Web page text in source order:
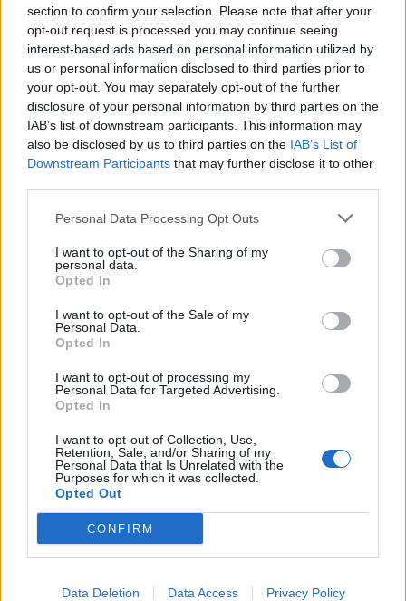
section to confirm your selection. Please note that after your
opt-out request is processed you may continue seeing
interest-based ads based on personal information utilized by
us or personal information disclosed to third parties prior to
your opt-out. You may separately opt-out of the further
disclosure of your personal information by third parties on the
IAB’s list of downstream participants. This information may
also be disclosed by us to third parties on the IAB’s List of
Downstream Participants that may further disclose it to other
Personal Data Processing Opt Outs
I want to opt-out of the Sharing of my
personal data.
Opted In
I want to opt-out of the Sale of my
Personal Data.
Opted In
I want to opt-out of processing my
Personal Data for Targeted Advertising.
Opted In
I want to opt-out of Collection, Use,
Retention, Sale, and/or Sharing of my
Personal Data that Is Unrelated with the
Purposes for which it was collected.
Opted Out
CONFIRM
Data Deletion Data Access Privacy Policy